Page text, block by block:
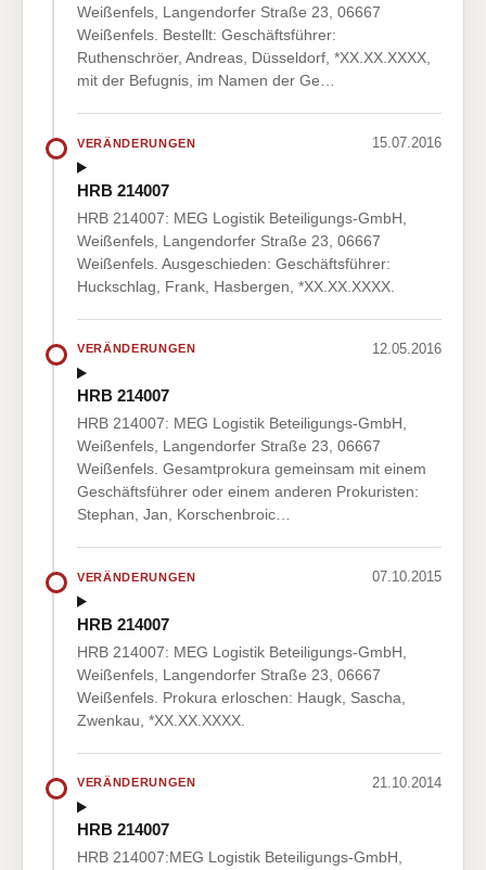
Weißenfels, Langendorfer Straße 23, 06667
Weißenfels. Bestellt: Geschäftsführer:
Ruthenschröer, Andreas, Düsseldorf, *XX.XX.XXXX,
mit der Befugnis, im Namen der Ge…
VERÄNDERUNGEN 15.07.2016
HRB 214007
HRB 214007: MEG Logistik Beteiligungs-GmbH,
Weißenfels, Langendorfer Straße 23, 06667
Weißenfels. Ausgeschieden: Geschäftsführer:
Huckschlag, Frank, Hasbergen, *XX.XX.XXXX.
VERÄNDERUNGEN 12.05.2016
HRB 214007
HRB 214007: MEG Logistik Beteiligungs-GmbH,
Weißenfels, Langendorfer Straße 23, 06667
Weißenfels. Gesamtprokura gemeinsam mit einem
Geschäftsführer oder einem anderen Prokuristen:
Stephan, Jan, Korschenbroic…
VERÄNDERUNGEN 07.10.2015
HRB 214007
HRB 214007: MEG Logistik Beteiligungs-GmbH,
Weißenfels, Langendorfer Straße 23, 06667
Weißenfels. Prokura erloschen: Haugk, Sascha,
Zwenkau, *XX.XX.XXXX.
VERÄNDERUNGEN 21.10.2014
HRB 214007
HRB 214007:MEG Logistik Beteiligungs-GmbH,